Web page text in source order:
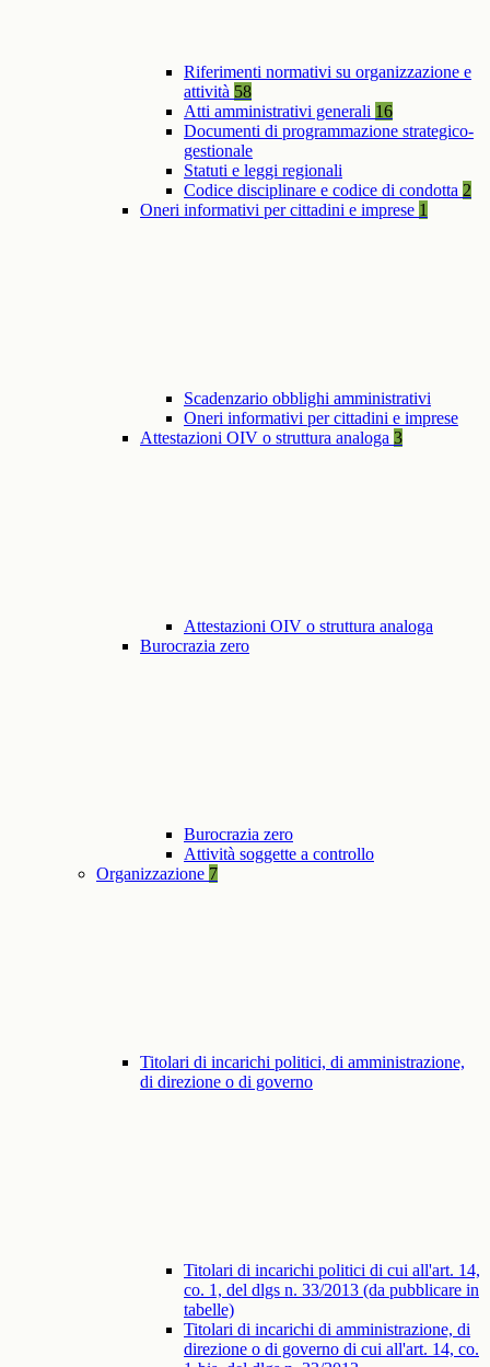
Riferimenti normativi su organizzazione e
attività 58
Atti amministrativi generali 16
Documenti di programmazione strategico-
gestionale
Statuti e leggi regionali
Codice disciplinare e codice di condotta 2
Oneri informativi per cittadini e imprese 1
Scadenzario obblighi amministrativi
Oneri informativi per cittadini e imprese
Attestazioni OIV o struttura analoga 3
Attestazioni OIV o struttura analoga
Burocrazia zero
Burocrazia zero
Attività soggette a controllo
Organizzazione 7
Titolari di incarichi politici, di amministrazione,
di direzione o di governo
Titolari di incarichi politici di cui all'art. 14,
co. 1, del dlgs n. 33/2013 (da pubblicare in
tabelle)
Titolari di incarichi di amministrazione, di
direzione o di governo di cui all'art. 14, co.